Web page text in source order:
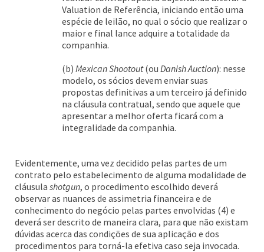
Valuation de Referência, iniciando então uma
espécie de leilão, no qual o sócio que realizar o
maior e final lance adquire a totalidade da
companhia.
(b) Mexican Shootout(ou Danish Auction): nesse
modelo, os sócios devem enviar suas
propostas definitivas a um terceiro já definido
na cláusula contratual, sendo que aquele que
apresentar a melhor oferta ficará com a
integralidade da companhia.
Evidentemente, uma vez decidido pelas partes de um
contrato pelo estabelecimento de alguma modalidade de
cláusula shotgun, o procedimento escolhido deverá
observar as nuances de assimetria financeira e de
conhecimento do negócio pelas partes envolvidas (4) e
deverá ser descrito de maneira clara, para que não existam
dúvidas acerca das condições de sua aplicação e dos
procedimentos para torná-la efetiva caso seja invocada.